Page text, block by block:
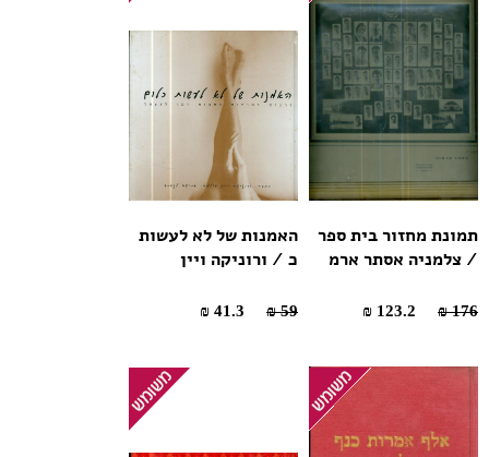
תמונת מחזור בית ספר
/ צלמניה אסתר ארמ
176 ₪
האמנות של לא לעשות
כ / ורוניקה ויין
59 ₪